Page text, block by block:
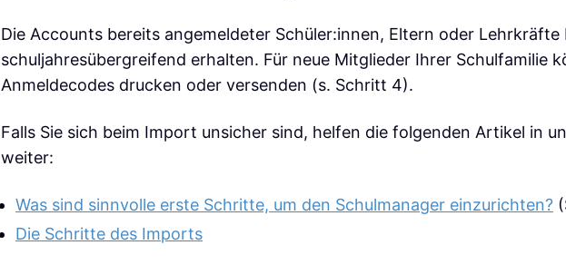
Die Accounts bereits angemeldeter Schüler:innen, Eltern oder Lehrkräfte
schuljahresübergreifend erhalten. Für neue Mitglieder Ihrer Schulfamilie
Anmeldecodes drucken oder versenden (s. Schritt 4).
Falls Sie sich beim Import unsicher sind, helfen die folgenden Artikel in
weiter:
Was sind sinnvolle erste Schritte, um den Schulmanager einzurichten?
Die Schritte des Imports